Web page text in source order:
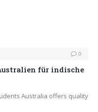
0
für indische
Australia offers quality